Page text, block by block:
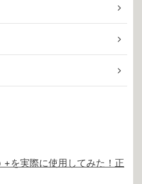
を実際に使用してみた！正